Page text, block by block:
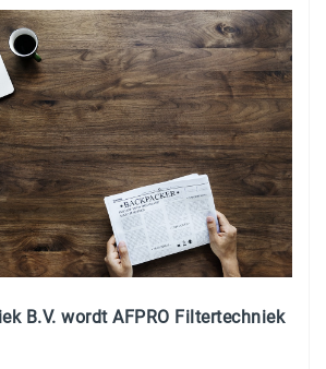
B.V. wordt AFPRO Filtertechniek